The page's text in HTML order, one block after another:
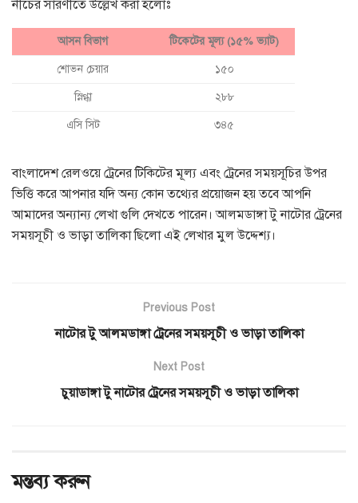
নীচের সারণীতে উল্লেখ করা হলোঃ
আসন বিভাগ টিকেটের মূল্য (১৫% ভ্যাট)
শোভন চেয়ার ১৫০
স্নিগ্ধা ২৮৮
এসি সিট ৩৪৫
বাংলাদেশ রেলওয়ে ট্রেনের টিকিটের মূল্য এবং ট্রেনের সময়সূচির উপর
ভিত্তি করে আপনার যদি অন্য কোন তথ্যের প্রয়োজন হয় তবে আপনি
আমাদের অন্যান্য লেখা গুলি দেখতে পারেন। আলমডাঙ্গা টু নাটোর ট্রেনের
সময়সূচী ও ভাড়া তালিকা ছিলো এই লেখার মুল উদ্দেশ্য।
Previous Post
নাটোর টু আলমডাঙ্গা ট্রেনের সময়সূচী ও ভাড়া তালিকা
Next Post
চুয়াডাঙ্গা টু নাটোর ট্রেনের সময়সূচী ও ভাড়া তালিকা
মন্তব্য করুন